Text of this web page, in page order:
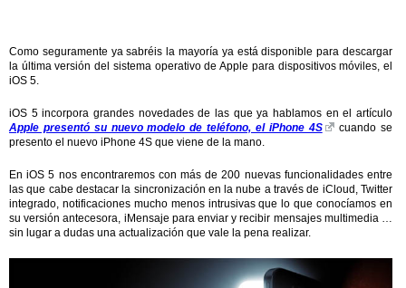
Como seguramente ya sabréis la mayoría ya está disponible para descargar
la última versión del sistema operativo de Apple para dispositivos móviles, el
iOS 5.
iOS 5 incorpora grandes novedades de las que ya hablamos en el artículo
Apple presentó su nuevo modelo de teléfono, el iPhone 4S
cuando se
presento el nuevo iPhone 4S que viene de la mano.
En iOS 5 nos encontraremos con más de 200 nuevas funcionalidades entre
las que cabe destacar la sincronización en la nube a través de iCloud, Twitter
integrado, notificaciones mucho menos intrusivas que lo que conocíamos en
su versión antecesora, iMensaje para enviar y recibir mensajes multimedia …
sin lugar a dudas una actualización que vale la pena realizar.